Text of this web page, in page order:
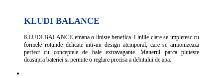
KLUDI BALANCE
KLUDI BALANCE emana o liniste benefica. Liniile clare se impletesc cu
formele rotunde delicate intr-un design atemporal, care se armonizeaza
perfect cu conceptele de baie extravagante. Manerul parca pluteste
deasupra bateriei si permite o reglare precisa a debitului de apa.